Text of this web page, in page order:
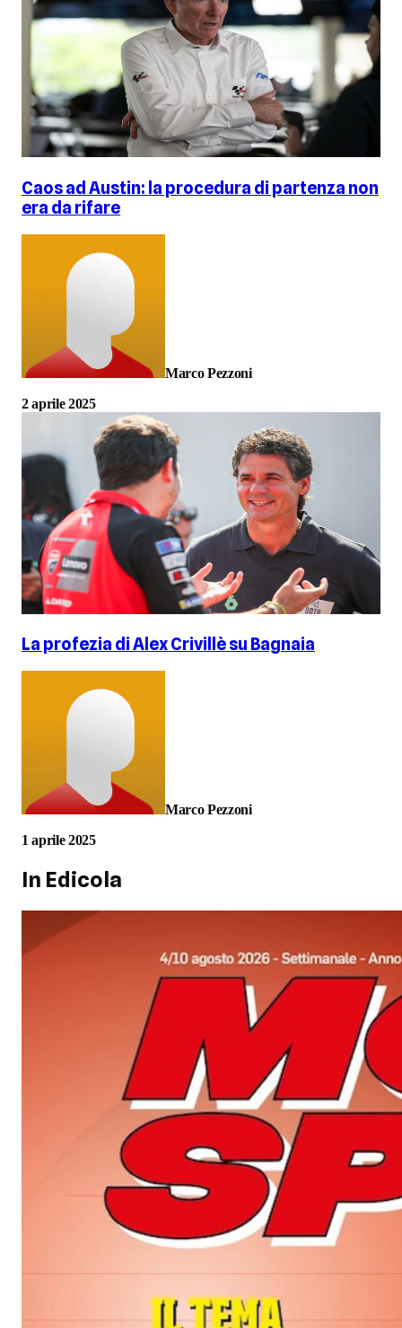
Caos ad Austin: la procedura di partenza non
era da rifare
Marco Pezzoni
2 aprile 2025
La profezia di Alex Crivillè su Bagnaia
Marco Pezzoni
1 aprile 2025
In Edicola